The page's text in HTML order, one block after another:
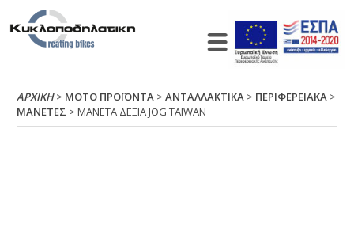
ΑΡΧΙΚΉ> ΜΟΤΟ ΠΡΟΪΟΝΤΑ >ΑΝΤΑΛΛΑΚΤΙΚΑ > ΠΕΡΙΦΕΡΕΙΑΚΑ >
ΜΑΝΕΤΕΣ > ΜΑΝΕΤΑ ΔΕΞΙΑ JΟG ΤΑΙWΑΝ